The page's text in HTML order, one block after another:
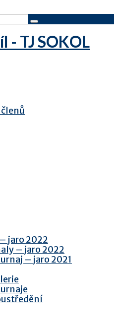
jaro 2022
– jaro 2022
– jaro 2021